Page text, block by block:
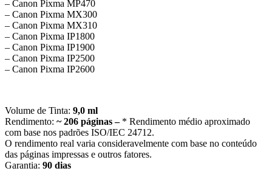
– Canon Pixma MP470
– Canon Pixma MX300
– Canon Pixma MX310
– Canon Pixma IP1800
– Canon Pixma IP1900
– Canon Pixma IP2500
– Canon Pixma IP2600
Volume de Tinta: 9,0 ml
Rendimento: ~ 206 páginas – * Rendimento médio aproximado
com base nos padrões ISO/IEC 24712.
O rendimento real varia consideravelmente com base no conteúdo
das páginas impressas e outros fatores.
Garantia: 90 dias